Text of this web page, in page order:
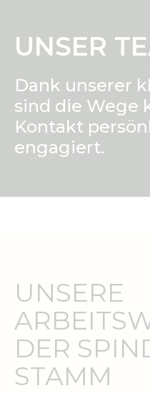
UNSER
Dank unserer
sind die Wege
Kontakt
engagiert.
UNSERE
DER
STAMM